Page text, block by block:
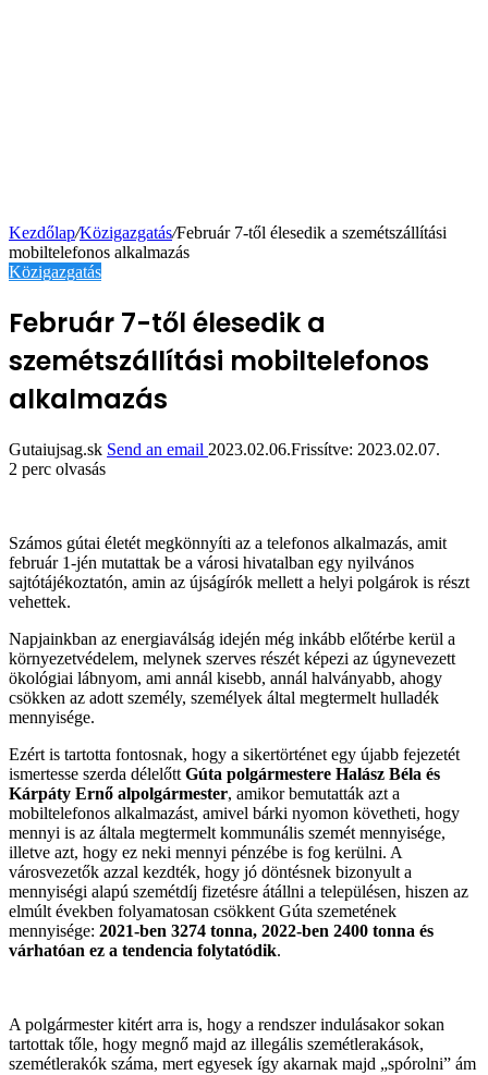
Kezdőlap/Közigazgatás/Február 7-től élesedik a szemétszállítási
mobiltelefonos alkalmazás
Közigazgatás
Február 7-től élesedik a
szemétszállítási mobiltelefonos
alkalmazás
Gutaiujsag.sk Send an email 2023.02.06.Frissítve: 2023.02.07.
2 perc olvasás
Számos gútai életét megkönnyíti az a telefonos alkalmazás, amit
február 1-jén mutattak be a városi hivatalban egy nyilvános
sajtótájékoztatón, amin az újságírók mellett a helyi polgárok is részt
vehettek.
Napjainkban az energiaválság idején még inkább előtérbe kerül a
környezetvédelem, melynek szerves részét képezi az úgynevezett
ökológiai lábnyom, ami annál kisebb, annál halványabb, ahogy
csökken az adott személy, személyek által megtermelt hulladék
mennyisége.
Ezért is tartotta fontosnak, hogy a sikertörténet egy újabb fejezetét
ismertesse szerda délelőtt Gúta polgármestere Halász Béla és
Kárpáty Ernő alpolgármester, amikor bemutatták azt a
mobiltelefonos alkalmazást, amivel bárki nyomon követheti, hogy
mennyi is az általa megtermelt kommunális szemét mennyisége,
illetve azt, hogy ez neki mennyi pénzébe is fog kerülni. A
városvezetők azzal kezdték, hogy jó döntésnek bizonyult a
mennyiségi alapú szemétdíj fizetésre átállni a településen, hiszen az
elmúlt években folyamatosan csökkent Gúta szemetének
mennyisége: 2021-ben 3274 tonna, 2022-ben 2400 tonna és
várhatóan ez a tendencia folytatódik.
A polgármester kitért arra is, hogy a rendszer indulásakor sokan
tartottak tőle, hogy megnő majd az illegális szemétlerakások,
szemétlerakók száma, mert egyesek így akarnak majd „spórolni” ám